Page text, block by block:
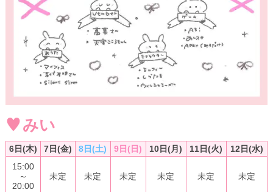
♥みい
6日(木) 7日(金) 8日(土) 9日(日) 10日(月) 11日(火)
12日(水)
15:00
～
20:00
未定 未定 未定 未定 未定 未定